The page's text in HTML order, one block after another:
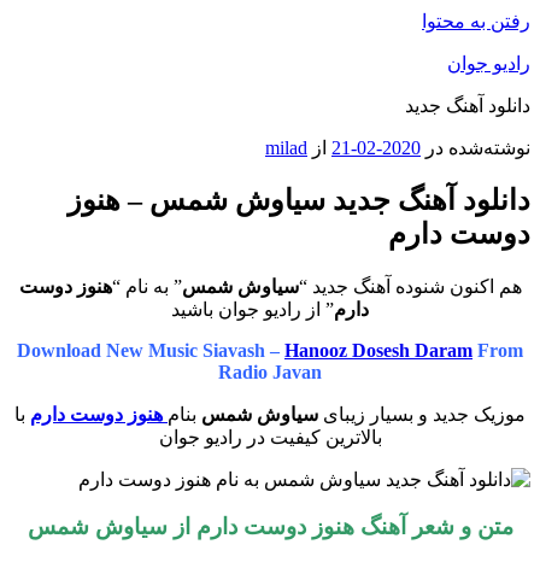
رفتن به محتوا
رادیو جوان
دانلود آهنگ جدید
نوشته‌شده در 2020-02-21 از milad
دانلود آهنگ جدید سیاوش شمس – هنوز
دوست دارم
هم اکنون شنوده آهنگ جدید “سیاوش شمس” به نام “هنوز دوست
دارم” از رادیو جوان باشید
Download New Music Siavash – Hanooz Dosesh Daram From
Radio Javan
موزیک جدید و بسیار زیبای سیاوش شمس بنام هنوز دوست دارم با
بالاترین کیفیت در رادیو جوان
متن و شعر آهنگهنوز دوست دارم از سیاوش شمس